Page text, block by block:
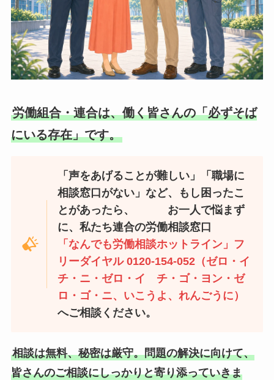
労働組合・連合は、働く皆さんの「必ずそば
にいる存在」です。
「声をあげることが難しい」「職場に
相談窓口がない」など、もし困ったこ
とがあったら、 お一人で悩まず
に、私たち連合の労働相談窓口
「なんでも労働相談ホットライン」 フ
リーダイヤル 0120-154-052（ゼロ・イ
チ・ニ・ゼロ・イ チ・ゴ・ヨン・ゼ
ロ・ゴ・ニ、いこうよ、れんごうに）
へご相談ください。
相談は無料、秘密は厳守。問題の解決に向けて、
皆さんのご相談にしっかりと寄り添っていきま